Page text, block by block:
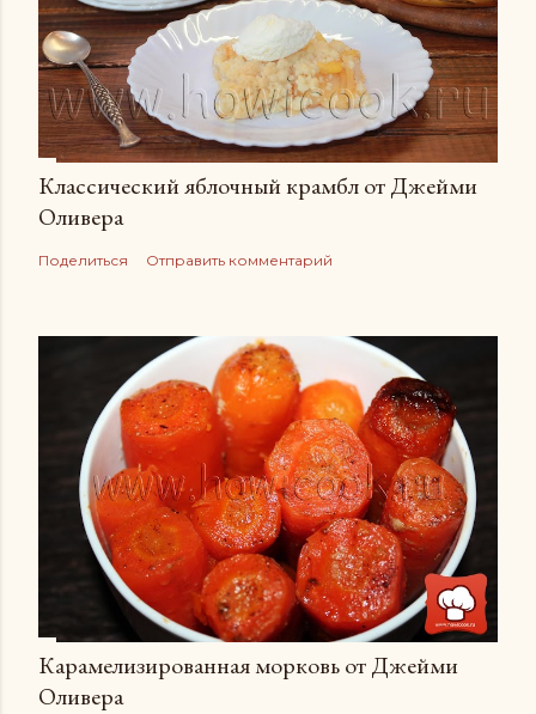
Классический яблочный крамбл от Джейми
Оливера
Поделиться Отправить комментарий
Карамелизированная морковь от Джейми
Оливера